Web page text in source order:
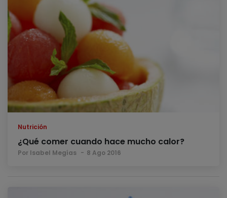
Nutrición
¿Qué comer cuando hace mucho calor?
Por Isabel Megías 8 Ago 2016